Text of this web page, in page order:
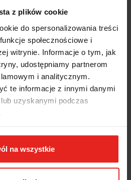
z plików cookie
do spersonalizowania treści
społecznościowe i
witrynie. Informacje o tym, jak
udostępniamy partnerom
i analitycznym.
te informacje z innymi danymi
uzyskanymi podczas
na wszystkie
SZAFKAMI, DZIESIĘĆ SZUFLAD,